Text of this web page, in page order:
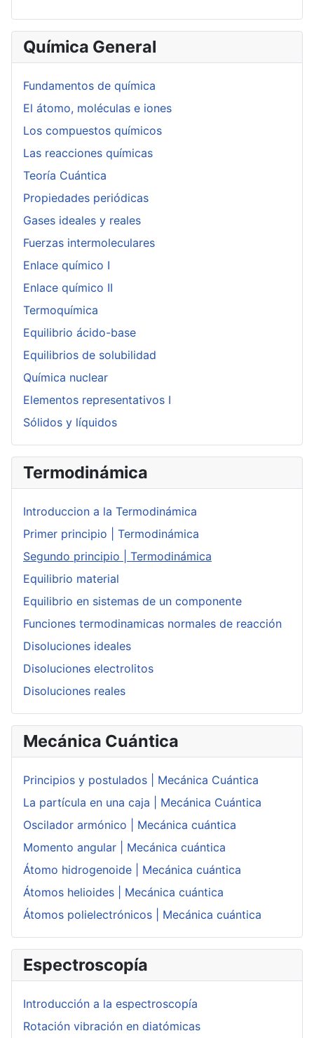
Química General
Fundamentos de química
El átomo, moléculas e iones
Los compuestos químicos
Las reacciones químicas
Teoría Cuántica
Propiedades periódicas
Gases ideales y reales
Fuerzas intermoleculares
Enlace químico I
Enlace químico II
Termoquímica
Equilibrio ácido-base
Equilibrios de solubilidad
Química nuclear
Elementos representativos I
Sólidos y líquidos
Termodinámica
Introduccion a la Termodinámica
Primer principio | Termodinámica
Segundo principio | Termodinámica
Equilibrio material
Equilibrio en sistemas de un componente
Funciones termodinamicas normales de reacción
Disoluciones ideales
Disoluciones electrolitos
Disoluciones reales
Mecánica Cuántica
Principios y postulados | Mecánica Cuántica
La partícula en una caja | Mecánica Cuántica
Oscilador armónico | Mecánica cuántica
Momento angular | Mecánica cuántica
Átomo hidrogenoide | Mecánica cuántica
Átomos helioides | Mecánica cuántica
Átomos polielectrónicos | Mecánica cuántica
Espectroscopía
Introducción a la espectroscopía
Rotación vibración en diatómicas